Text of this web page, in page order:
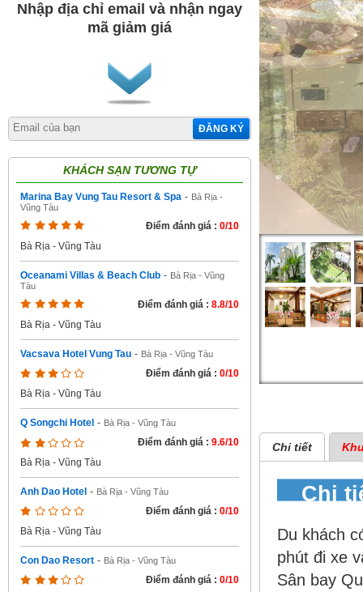
Nhập địa chỉ email và nhận ngay
mã giảm giá
ĐĂNG KÝ
KHÁCH SẠN TƯƠNG TỰ
Marina Bay Vung Tau Resort & Spa - Bà Rịa -
Vũng Tàu
Điểm đánh giá : 0/10
Bà Rịa - Vũng Tàu
Oceanami Villas & Beach Club - Bà Rịa - Vũng
Tàu
Điểm đánh giá : 8.8/10
Bà Rịa - Vũng Tàu
Vacsava Hotel Vung Tau - Bà Rịa - Vũng Tàu
Điểm đánh giá : 0/10
Bà Rịa - Vũng Tàu
Q Songchi Hotel - Bà Rịa - Vũng Tàu
Điểm đánh giá : 9.6/10
Bà Rịa - Vũng Tàu
Anh Dao Hotel - Bà Rịa - Vũng Tàu
Điểm đánh giá : 0/10
Bà Rịa - Vũng Tàu
Con Dao Resort - Bà Rịa - Vũng Tàu
Điểm đánh giá : 0/10
Chi tiết
Chi
Du khách
phút đi xe
Sân bay